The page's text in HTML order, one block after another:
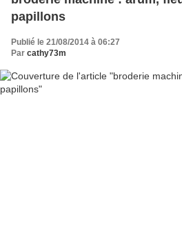
papillons
Publié le 21/08/2014 à 06:27
Par cathy73m